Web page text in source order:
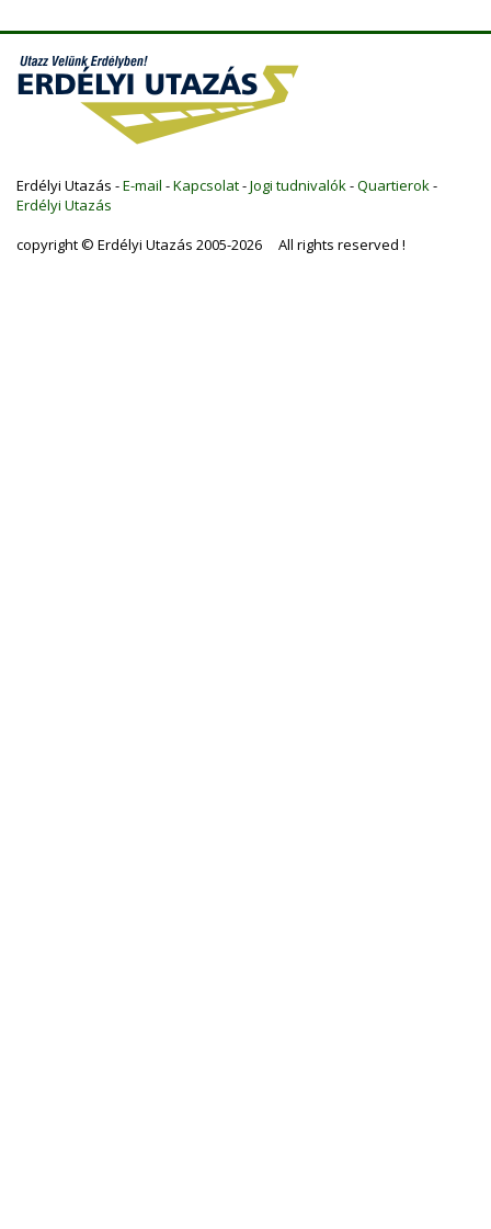
Erdélyi Utazás -E-mail -Kapcsolat-Jogi tudnivalók -Quartierok -
Erdélyi Utazás
copyright © Erdélyi Utazás 2005-2026 All rights reserved !